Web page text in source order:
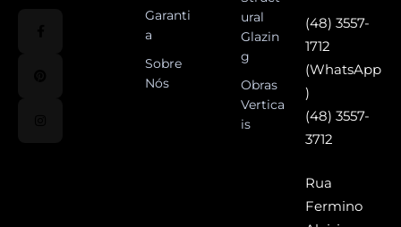
Garanti
a
Sobre
Nós
ural
Glazin
g
Obras
Vertica
is
(48) 3557-
1712
(WhatsApp
)
(48) 3557-
3712
Rua
Fermino